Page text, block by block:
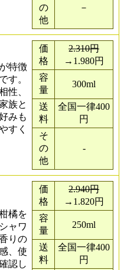
の
他
－
特徴
す。
性、
族と
みも
すく
価
格
2.310円
→1.980円
容
量
300ml
送
料
全国一律400
円
そ
の
他
-
橘を
ャワ
りの
、使
認し
価
格
2.940円
→1.820円
容
量
250ml
送
料
全国一律400
円